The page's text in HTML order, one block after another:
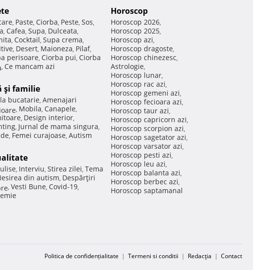
, Paste, Ciorba, Peste, Sos,
, Cafea, Supa, Dulceata,
, Cocktail, Supa crema,
, Desert, Maioneza, Pilaf,
perisoare, Ciorba pui, Ciorba
, Ce mancam azi
şi familie
bucatarie, Amenajari
, Mobila, Canapele,
, Design interior,
, Jurnal de mama singura,
, Femei curajoase, Autism
, Interviu, Stirea zilei, Tema
Iesirea din autism, Despărţiri
, Vesti Bune, Covid-19,
Horoscop
Horoscop 2026,
Horoscop 2025,
Horoscop azi,
Horoscop dragoste,
Horoscop chinezesc,
Astrologie,
Horoscop lunar,
Horoscop rac azi,
Horoscop gemeni azi,
Horoscop fecioara azi,
Horoscop taur azi,
Horoscop capricorn azi,
Horoscop scorpion azi,
Horoscop sagetator azi,
Horoscop varsator azi,
Horoscop pesti azi,
Horoscop leu azi,
Horoscop balanta azi,
Horoscop berbec azi,
Horoscop saptamanal
Politica de confidențialitate | Termeni si conditii | Redacţia | Contact